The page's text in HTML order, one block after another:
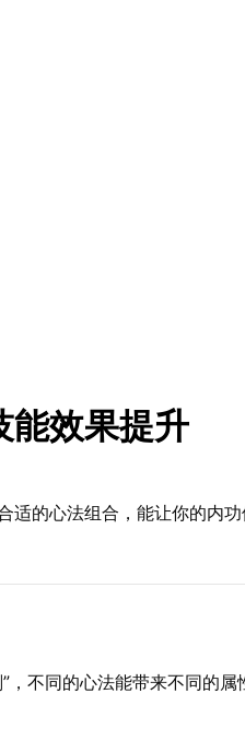
能效果提升
的心法组合，能让你的内
不同的心法能带来不同的